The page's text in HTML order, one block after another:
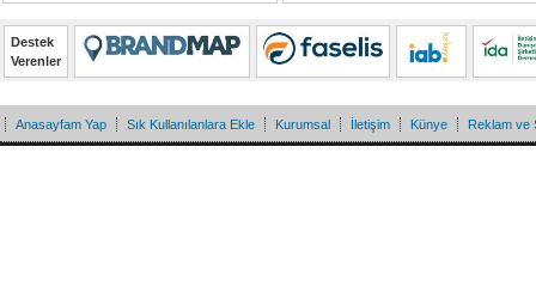
Destek
Verenler
Anasayfam Yap Sık Kullanılanlara Ekle Kurumsal İletişim Künye Reklam ve